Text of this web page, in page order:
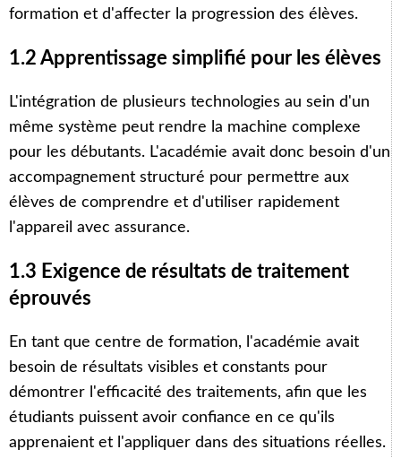
formation et d'affecter la progression des élèves.
1.2 Apprentissage simplifié pour les élèves
L'intégration de plusieurs technologies au sein d'un
même système peut rendre la machine complexe
pour les débutants. L'académie avait donc besoin d'un
accompagnement structuré pour permettre aux
élèves de comprendre et d'utiliser rapidement
l'appareil avec assurance.
1.3 Exigence de résultats de traitement
éprouvés
En tant que centre de formation, l'académie avait
besoin de résultats visibles et constants pour
démontrer l'efficacité des traitements, afin que les
étudiants puissent avoir confiance en ce qu'ils
apprenaient et l'appliquer dans des situations réelles.